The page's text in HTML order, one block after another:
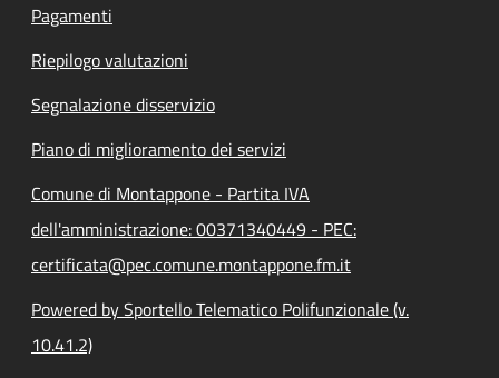
Pagamenti
Riepilogo valutazioni
Segnalazione disservizio
Piano di miglioramento dei servizi
Comune di Montappone - Partita IVA
dell'amministrazione: 00371340449 - PEC:
certificata@pec.comune.montappone.fm.it
Powered by Sportello Telematico Polifunzionale (v.
10.41.2)